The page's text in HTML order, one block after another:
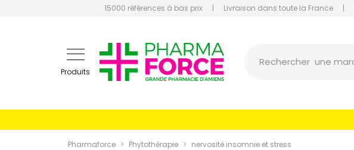
15000 références à bas prix | Livraison dans toute la France |
Produits
Rechercher
Pharmaforce Phytothérapie nervosité insomnie et stress